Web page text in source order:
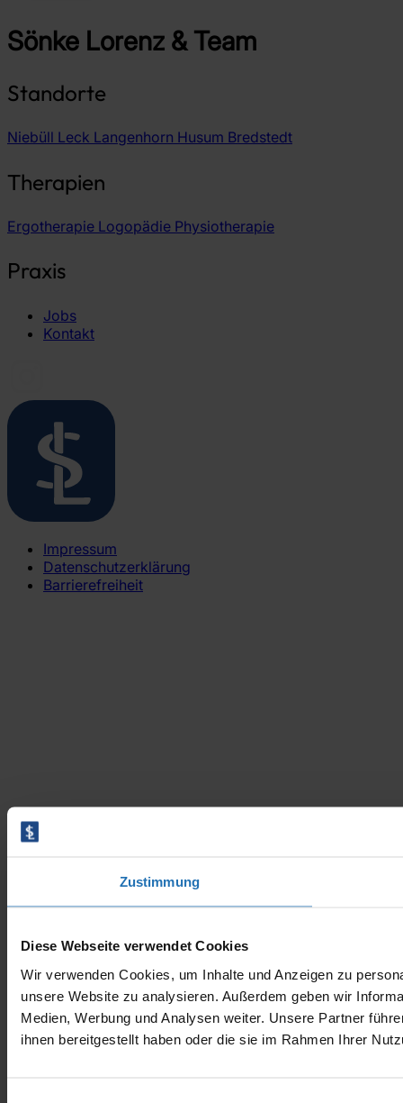
Zustimmung
Diese Webseite verwendet Cookies
Wir verwenden Cookies, um Inhalte und Anzeigen zu
unsere Website zu analysieren. Außerdem geben wir
Medien, Werbung und Analysen weiter. Unsere Partner
ihnen bereitgestellt haben oder die sie im Rahmen Ihrer
Sönke Lorenz & Team
Standorte
Niebüll Leck Langenhorn Husum Bredstedt
Therapien
Ergotherapie Logopädie Physiotherapie
Praxis
Jobs
Kontakt
Impressum
Datenschutzerklärung
Barrierefreiheit